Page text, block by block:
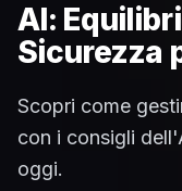
AI:
Sicurezza
Scopri come
con i consigli
oggi.